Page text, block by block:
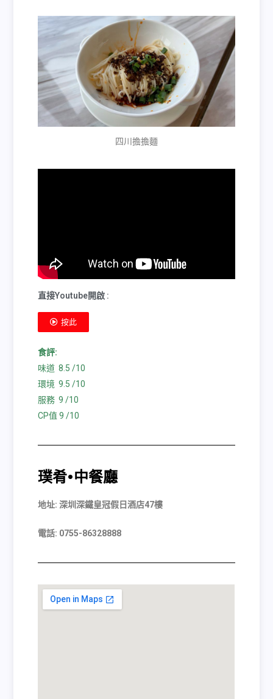
四川擔擔麵
直接Youtube開啟 :
按此
食評:
味道 8.5 /10
環境 9.5 /10
服務 9 /10
CP值 9 /10
璞肴•中餐廳
地址: 深圳深鐵皇冠假日酒店47樓
電話: 0755-86328888